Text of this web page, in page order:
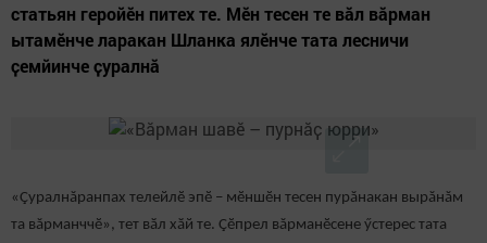
статьян геройӗн питех те. Мӗн тесен те вăл вăрман
ытамӗнче ларакан Шланка ялӗнче тата лесничи
ҫемйинче ҫуралнӑ
«Çуралнăранпах телейлӗ эпӗ – мӗншӗн тесен пурăнакан вырăнăм
та вăрманччӗ», тет вӑл хӑй те. Çӗпрел вăрманӗсене ӳстерес тата